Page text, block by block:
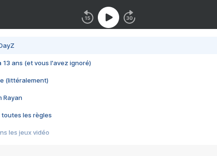
13 ans (et vous l'avez ignoré)
(littéralement)
Rayan
toutes les règles
les jeux vidéo